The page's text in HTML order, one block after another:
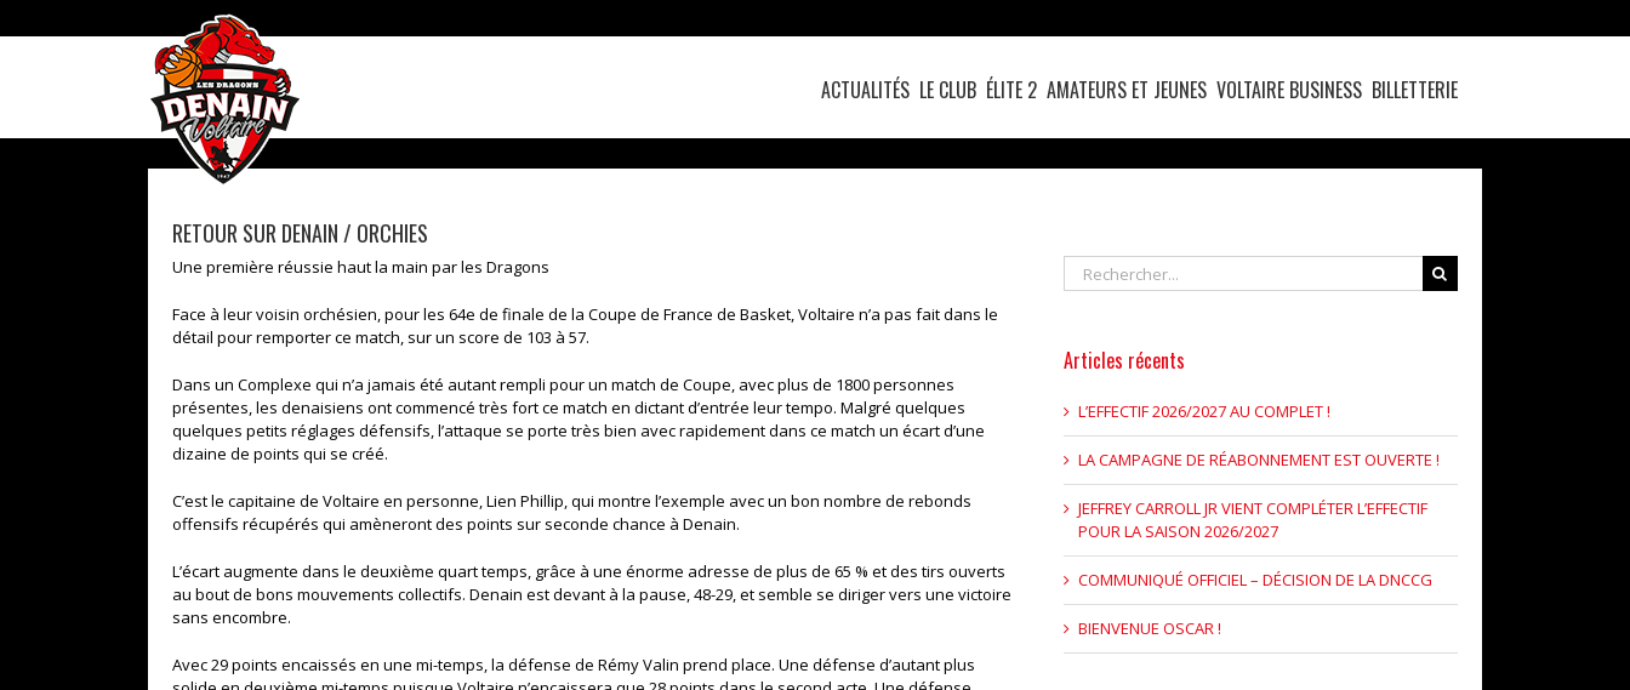
to
ACTUALITÉS LE CLUB ÉLITE 2 AMATEURS ET JEUNES VOLTAIRE BUSINESS BILLETTERIE
RETOUR SUR DENAIN / ORCHIES
Une première réussie haut la main par les Dragons
Face à leur voisin orchésien, pour les 64e de finale de la Coupe de France de Basket, Voltaire n’a pas fait dans le
détail pour remporter ce match, sur un score de 103 à 57.
Dans un Complexe qui n’a jamais été autant rempli pour un match de Coupe, avec plus de 1800 personnes
présentes, les denaisiens ont commencé très fort ce match en dictant d’entrée leur tempo. Malgré quelques
quelques petits réglages défensifs, l’attaque se porte très bien avec rapidement dans ce match un écart d’une
dizaine de points qui se créé.
C’est le capitaine de Voltaire en personne, Lien Phillip, qui montre l’exemple avec un bon nombre de rebonds
offensifs récupérés qui amèneront des points sur seconde chance à Denain.
L’écart augmente dans le deuxième quart temps, grâce à une énorme adresse de plus de 65 % et des tirs ouverts
au bout de bons mouvements collectifs. Denain est devant à la pause, 48-29, et semble se diriger vers une victoire
sans encombre.
Avec 29 points encaissés en une mi-temps, la défense de Rémy Valin prend place. Une défense d’autant plus
Rechercher
Articles récents
L’EFFECTIF 2026/2027 AU COMPLET !
LA CAMPAGNE DE RÉABONNEMENT EST OUVERTE !
JEFFREY CARROLL JR VIENT COMPLÉTER L’EFFECTIF
POUR LA SAISON 2026/2027
COMMUNIQUÉ OFFICIEL – DÉCISION DE LA DNCCG
BIENVENUE OSCAR !